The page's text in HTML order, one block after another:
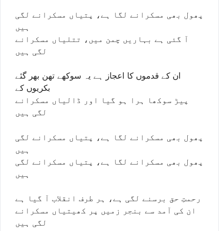
پھول بھی مسکرانے لگا ہے، پتیاں مسکرانے لگی
ہیں
آ گئی ہے بہاریں چمن میں، تتلیاں مسکرانے
لگی ہیں
ان کے قدموں کا اعجاز ہے یہ سوکھے تھن بھر گئے
بکریوں کے
پیڑ سوکھا ہرا ہو گیا اور ڈالیاں مسکرانے
لگی ہیں
پھول بھی مسکرانے لگا ہے، پتیاں مسکرانے لگی
ہیں
پھول بھی مسکرانے لگا ہے، پتیاں مسکرانے لگی
ہیں
رحمتِ حق برسنے لگی ہے، ہر طرف انقلاب آ گیا ہے
ان کی آمد سے بنجر زمیں پر کھیتیاں مسکرانے
لگی ہیں